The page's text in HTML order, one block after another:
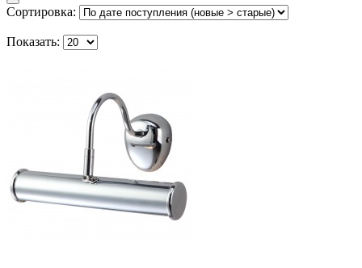
Сортировка:
Показать: